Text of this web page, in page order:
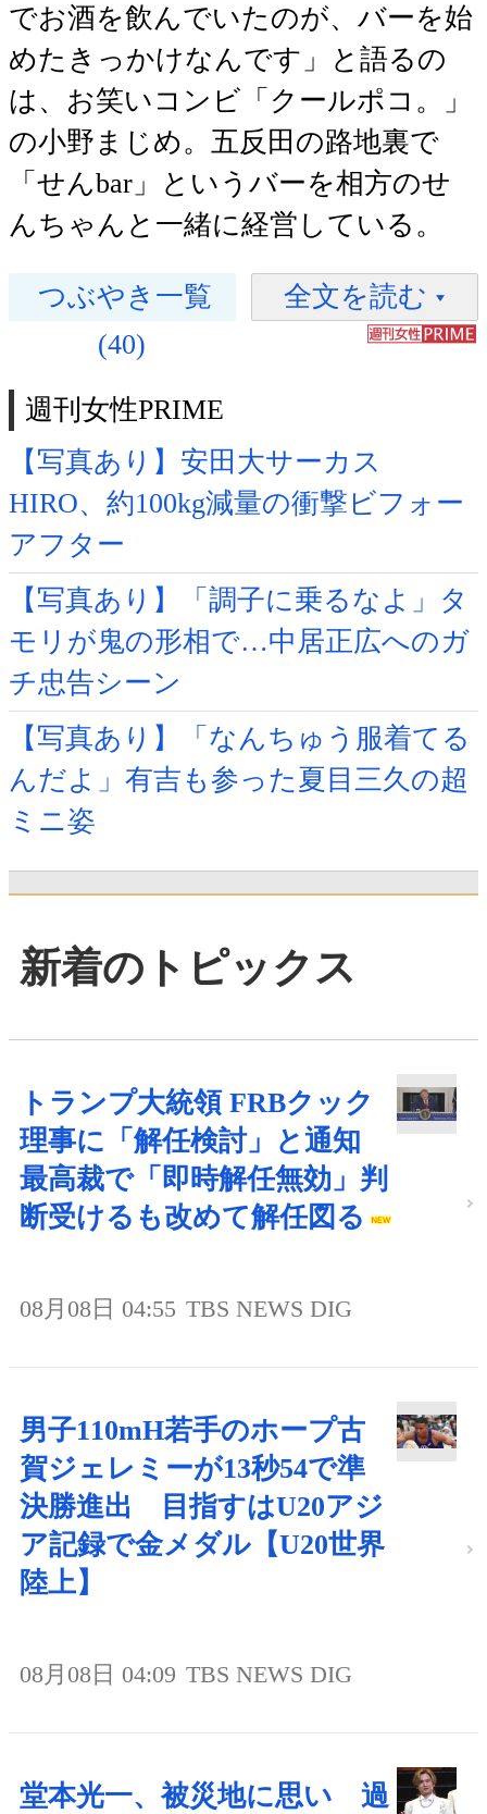
でお酒を飲んでいたのが、バーを始
めたきっかけなんです」と語るの
は、お笑いコンビ「クールポコ。」
の小野まじめ。五反田の路地裏で
「せんbar」というバーを相方のせ
んちゃんと一緒に経営している。
つぶやき一覧
(40)
全文を読む
週刊女性PRIME
【写真あり】安田大サーカス
HIRO、約100kg減量の衝撃ビフォー
アフター
【写真あり】「調子に乗るなよ」タ
モリが鬼の形相で…中居正広へのガ
チ忠告シーン
【写真あり】「なんちゅう服着てる
んだよ」有吉も参った夏目三久の超
ミニ姿
新着のトピックス
トランプ大統領 FRBクック
理事に「解任検討」と通知
最高裁で「即時解任無効」判
断受けるも改めて解任図る
08月08日 04:55 TBS NEWS DIG
男子110mH若手のホープ古
賀ジェレミーが13秒54で準
決勝進出 目指すはU20アジ
ア記録で金メダル【U20世界
陸上】
08月08日 04:09 TBS NEWS DIG
堂本光一、被災地に思い 過